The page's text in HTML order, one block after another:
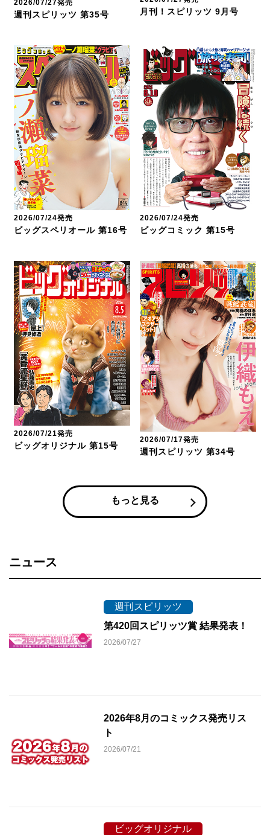
2026/07/27発売
週刊スピリッツ 第35号 月刊！スピリッツ 9月号
2026/07/24発売
ビッグスペリオール 第16号
2026/07/24発売
ビッグコミック 第15号
2026/07/21発売
ビッグオリジナル 第15号
2026/07/17発売
週刊スピリッツ 第34号
もっと見る
ニュース
週刊スピリッツ
第420回スピリッツ賞 結果発表！
2026/07/27
2026年8月のコミックス発売リス
ト
2026/07/21
ビッグオリジナル